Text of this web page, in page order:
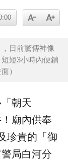
日前驚傳神像
短3小時內便鎖
）
朝天
廟內供奉
珍貴的「御
局白河分